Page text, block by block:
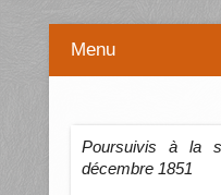
Menu
Poursuivis à la
décembre 1851